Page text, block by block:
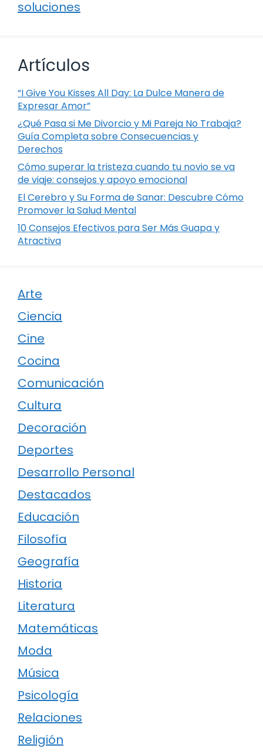
soluciones
Artículos
“I Give You Kisses All Day: La Dulce Manera de
Expresar Amor”
¿Qué Pasa si Me Divorcio y Mi Pareja No Trabaja?
Guía Completa sobre Consecuencias y
Derechos
Cómo superar la tristeza cuando tu novio se va
de viaje: consejos y apoyo emocional
El Cerebro y Su Forma de Sanar: Descubre Cómo
Promover la Salud Mental
10 Consejos Efectivos para Ser Más Guapa y
Atractiva
Arte
Ciencia
Cine
Cocina
Comunicación
Cultura
Decoración
Deportes
Desarrollo Personal
Destacados
Educación
Filosofía
Geografía
Historia
Literatura
Matemáticas
Moda
Música
Psicología
Relaciones
Religión